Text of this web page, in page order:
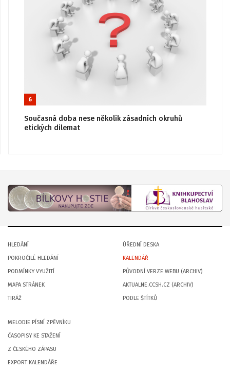
6
Současná doba nese několik zásadních okruhů
etických dilemat
HLEDÁNÍ
POKROČILÉ HLEDÁNÍ
PODMÍNKY VYUŽITÍ
MAPA STRÁNEK
TIRÁŽ
ÚŘEDNÍ DESKA
KALENDÁŘ
PŮVODNÍ VERZE WEBU (ARCHIV)
AKTUALNE.CCSH.CZ (ARCHIV)
PODLE ŠTÍTKŮ
MELODIE PÍSNÍ ZPĚVNÍKU
ČASOPISY KE STAŽENÍ
Z ČESKÉHO ZÁPASU
EXPORT KALENDÁŘE